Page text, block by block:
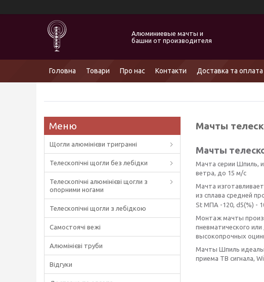
Алюминиевые мачты и
башни от производителя
Головна Товари Про нас Контакти Доставка та оплата
Мачты
Мачты
Мачта серии Шпиль,
ветра, до 15 м/с
Мачта
из сплава средней
St МПА -120, d5(%) -
Монтаж мачты
пневматического
высокопрочных
Мачты Шпиль
приема ТВ сигнала,
Щогли алюмінієви тригранні
Телескопічні щогли без лебідки
Телескопічні алюмінієві щогли з
опорними ногами
Телескопічні щогли з лебідкою
Самостоячі вежі
Алюмінієві труби
Відгуки